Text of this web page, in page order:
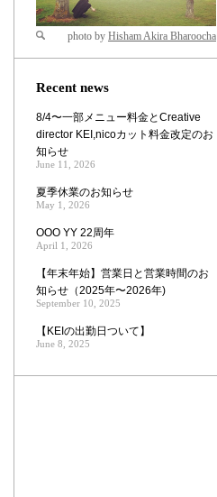
Zoom
photo by Hisham Akira Bharoocha
Recent news
8/4〜一部メニュー料金とCreative
director KEI,nicoカット料金改定のお
知らせ
June 11, 2026
夏季休業のお知らせ
May 1, 2026
OOO YY 22周年
April 1, 2026
【年末年始】営業日と営業時間のお
知らせ（2025年〜2026年)
September 10, 2025
【KEIの出勤日ついて】
June 8, 2025